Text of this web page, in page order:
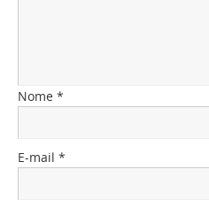
Nome *
E-mail *